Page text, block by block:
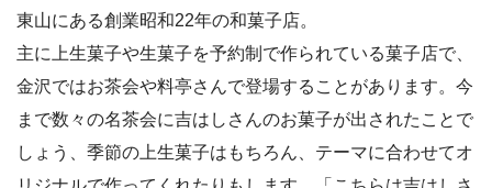
東山にある創業昭和22年の和菓子店。
主に上生菓子や生菓子を予約制で作られている菓子店で、
金沢ではお茶会や料亭さんで登場することがあります。今
まで数々の名茶会に吉はしさんのお菓子が出されたことで
しょう、季節の上生菓子はもちろん、テーマに合わせてオ